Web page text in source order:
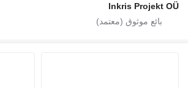
Inkris